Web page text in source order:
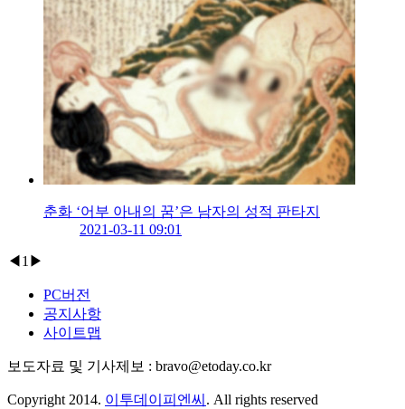
춘화 ‘어부 아내의 꿈’은 남자의 성적 판타지
2021-03-11 09:01
◀ 1 ▶
PC버전
공지사항
사이트맵
보도자료 및 기사제보 : bravo@etoday.co.kr
Copyright 2014. 이투데이피엔씨 . All rights reserved